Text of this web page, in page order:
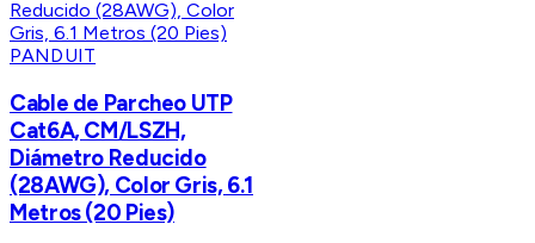
PANDUIT
Cable de Parcheo UTP
Cat6A, CM/LSZH,
Diámetro Reducido
(28AWG), Color Gris, 6.1
Metros (20 Pies)